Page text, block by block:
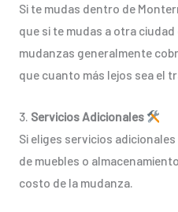
Si te mudas dentro de
que si te mudas a otra
mudanzas generalmente
que cuanto más lejos sea el
3. Servicios Adicionales
Si eliges servicios
de muebles o
costo de la mudanza.